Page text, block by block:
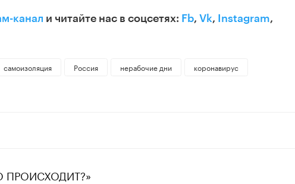
канал и читайте нас в соцсетях: Fb, Vk, Instagram,
самоизоляция Россия нерабочие дни
коронавирус
ПРОИСХОДИТ?»